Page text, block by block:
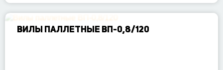
ВИЛЫ ПАЛЛЕТНЫЕ ВП-0,8/120